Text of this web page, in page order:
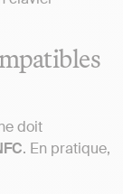
doit
. En pratique,